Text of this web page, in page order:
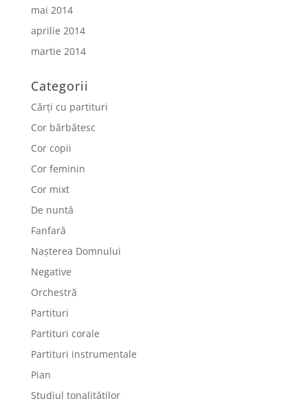
mai 2014
aprilie 2014
martie 2014
Categorii
Cărți cu partituri
Cor bărbătesc
Cor copii
Cor feminin
Cor mixt
De nuntă
Fanfară
Nașterea Domnului
Negative
Orchestră
Partituri
Partituri corale
Partituri instrumentale
Pian
Studiul tonalităților